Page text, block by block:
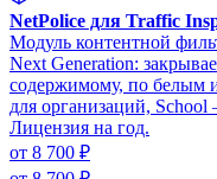
NetPolice для Traffic
Модуль контентной
Next Generation:
содержимому, по белым
для организаций,
Лицензия на год.
от 8 700 ₽